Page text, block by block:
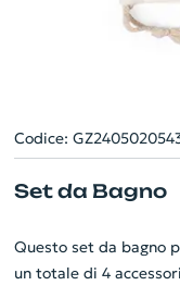
Codice:
Set da Bagno
Questo set da bagno
un totale di 4